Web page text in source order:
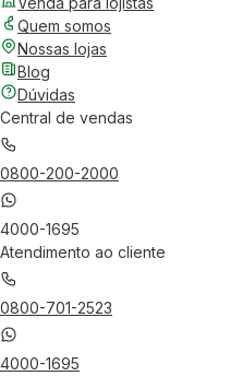
Quem somos
Nossas lojas
Blog
Dúvidas
Central de vendas
0800-200-2000
4000-1695
Atendimento ao cliente
0800-701-2523
4000-1695